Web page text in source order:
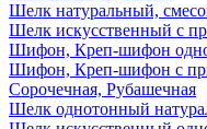
Шелк натуральный,
Шелк искусственный с
Шифон, Креп-шифон
Шифон, Креп-шифон с
Сорочечная, Рубашечная
Шелк однотонный